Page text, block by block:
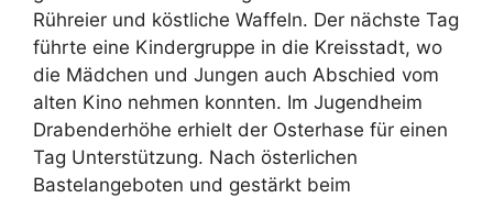
Rühreier und köstliche Waffeln. Der nächste Tag
führte eine Kindergruppe in die Kreisstadt, wo
die Mädchen und Jungen auch Abschied vom
alten Kino nehmen konnten. Im Jugendheim
Drabenderhöhe erhielt der Osterhase für einen
Tag Unterstützung. Nach österlichen
Bastelangeboten und gestärkt beim